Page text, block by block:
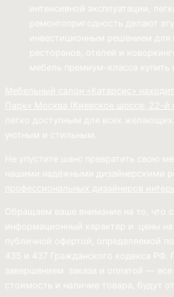
интенсивной эксплуатации,
ремонтопригодность делают
инвестиционным решением для
ресторанов, отелей и
мебель премиум-класса купить
Мебельный салон «Катарсис»
Парк» Москва ( Киевское шоссе, 22-й
легко доступным для всех желающих
уютным и стильным.
Не упустите шанс превратить свою
нашими надёжными дизайнерскими
профессиональных дизайнеров
Обращаем ваше внимание на то, что
информационный характер и цены на
публичной офертой, определяемой
435 и 437 Гражданского кодекса РФ.
завершением заказа и оплатой —
стоимость и наличие товара, будут